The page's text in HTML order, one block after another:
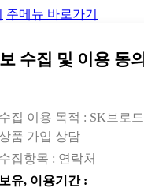
주메뉴 바로가기
수집 및 이용 동의
수집 이용 목적 : SK브로
상품 가입 상담
수집항목 : 연락처
보유, 이용기간 :